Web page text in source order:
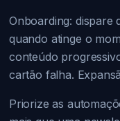
Onboarding: dispare
quando atinge o
conteúdo
cartão falha.
Priorize as